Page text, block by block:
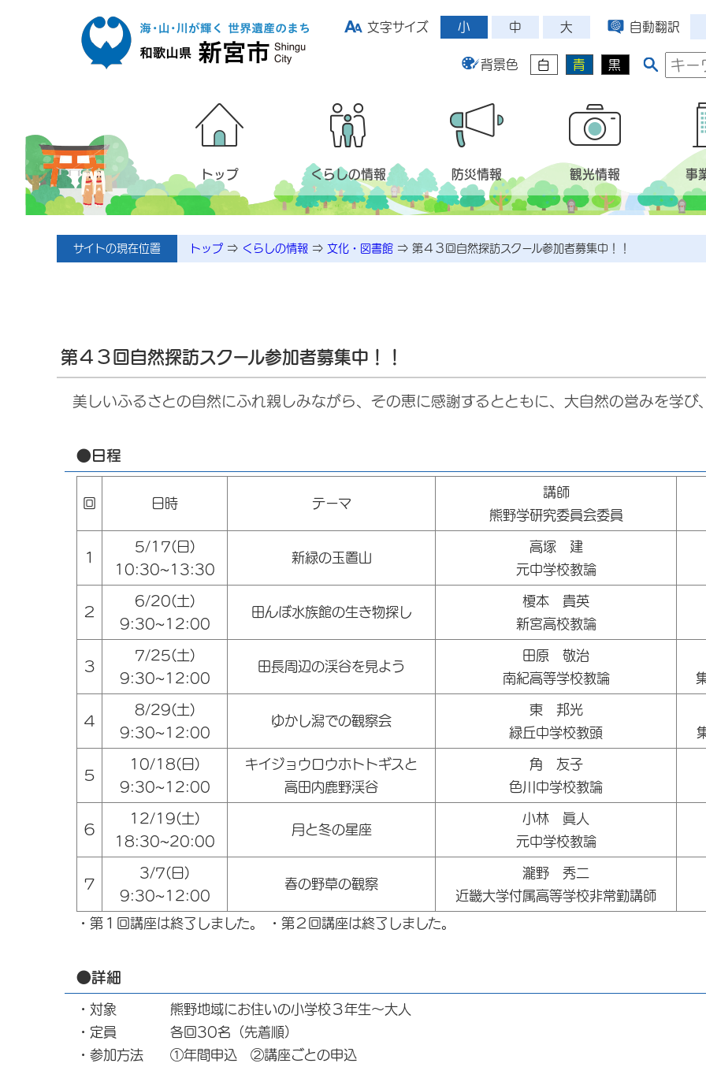
文字サイズ
小 中 大 自動翻訳
背景色 白 青 黒
トップ くらしの情報 防災情報 観光情報 事
サイトの現在位置 トップ ⇒ くらしの情報 ⇒ 文化・図書館 ⇒ 第４３回自然探訪スクール参加者募集中！！
第４３回自然探訪スクール参加者募集中！！
美しいふるさとの自然にふれ親しみながら、その恵に感謝するとともに、大自然の営みを学び
●日程
回 日時 テーマ
講師
熊野学研究委員会委員
１
5/17(日)
10:30~13:30
新緑の玉置山
高塚 建
元中学校教論
２
6/20(土)
9:30~12:00
田んぼ水族館の生き物探し
榎本 貴英
新宮高校教論
３
7/25(土)
9:30~12:00
田長周辺の渓谷を見よう
田原 敬治
南紀高等学校教論
４
8/29(土)
9:30~12:00
ゆかし潟での観察会
東 邦光
緑丘中学校教頭
５
10/18(日)
9:30~12:00
キイジョウロウホトトギスと
高田内鹿野渓谷
角 友子
色川中学校教論
６
12/19(土)
18:30~20:00
月と冬の星座
小林 眞人
元中学校教論
７
3/7(日)
9:30~12:00
春の野草の観察
瀧野 秀二
近畿大学付属高等学校非常勤講師
・第１回講座は終了しました。 ・第２回講座は終了しました。
●詳細
・対象 熊野地域にお住いの小学校３年生～大人
・定員 各回30名（先着順）
・参加方法 ①年間申込 ②講座ごとの申込